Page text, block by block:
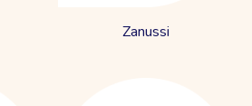
Zanussi